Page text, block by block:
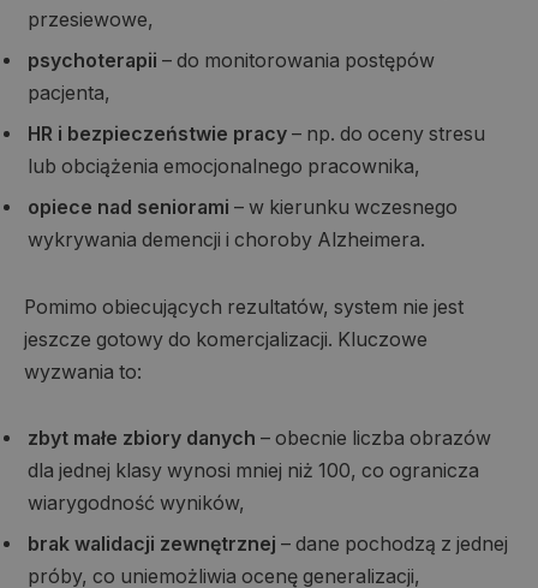
przesiewowe,
psychoterapii – do monitorowania postępów
pacjenta,
HR i bezpieczeństwie pracy – np. do oceny stresu
lub obciążenia emocjonalnego pracownika,
opiece nad seniorami – w kierunku wczesnego
wykrywania demencji i choroby Alzheimera.
Pomimo obiecujących rezultatów, system nie jest
jeszcze gotowy do komercjalizacji. Kluczowe
wyzwania to:
zbyt małe zbiory danych – obecnie liczba obrazów
dla jednej klasy wynosi mniej niż 100, co ogranicza
wiarygodność wyników,
brak walidacji zewnętrznej – dane pochodzą z jednej
próby, co uniemożliwia ocenę generalizacji,